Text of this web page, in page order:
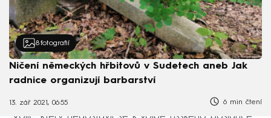
8 fotografií
Ničení německých hřbitovů v Sudetech aneb Jak
radnice organizují barbarství
13. zář 2021, 06:55 6 min čtení